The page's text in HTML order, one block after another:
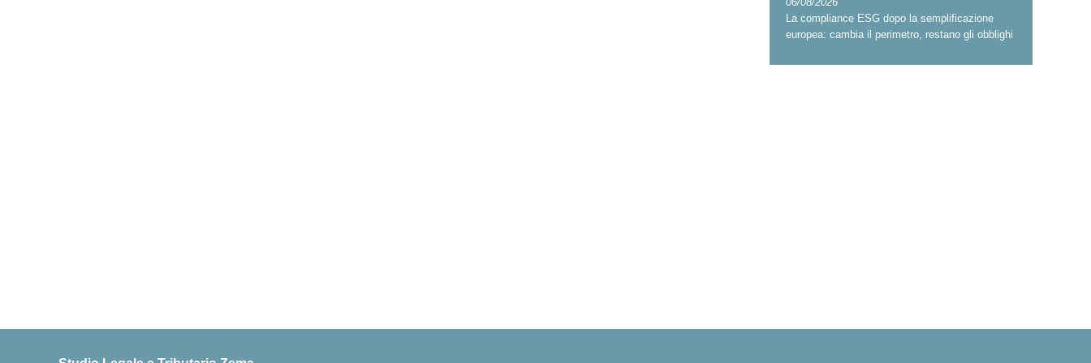
La compliance ESG dopo la semplificazione
europea: cambia il perimetro, restano gli obblighi